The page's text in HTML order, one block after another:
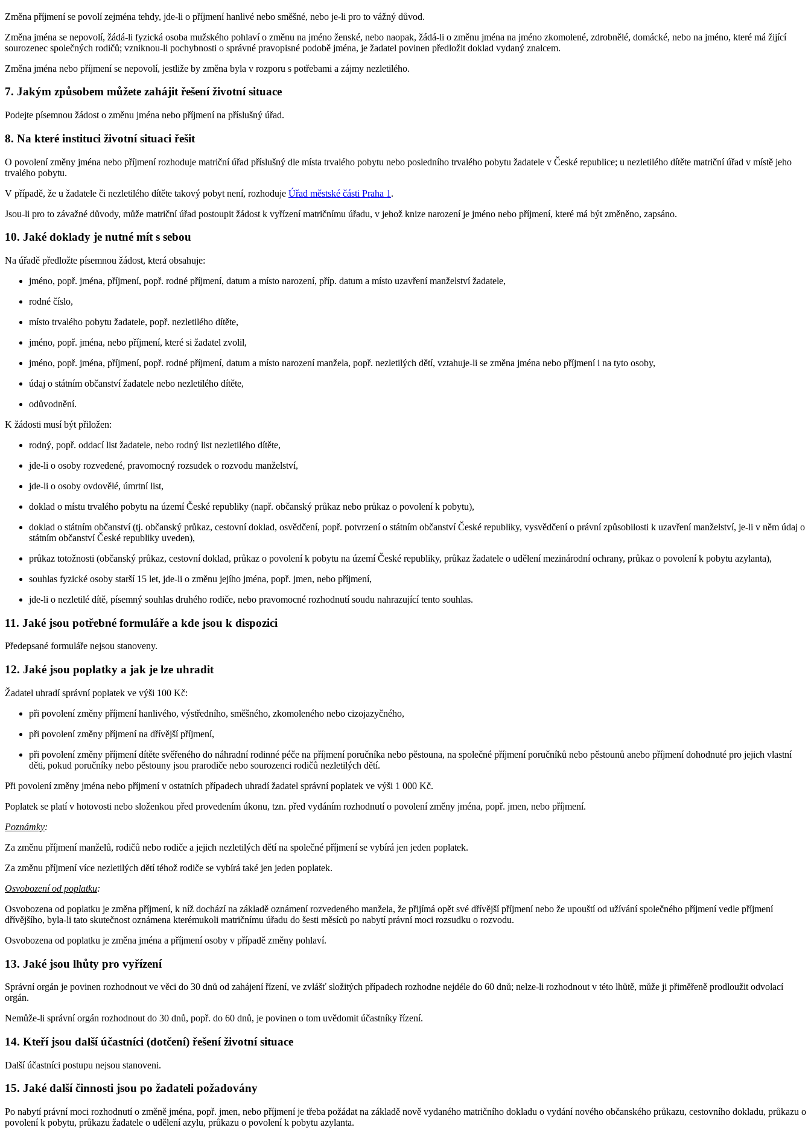
Změna příjmení se povolí zejména tehdy, jde-li o příjmení hanlivé nebo směšné, nebo je-li pro to vážný důvod.
Změna jména se nepovolí, žádá-li fyzická osoba mužského pohlaví o změnu na jméno ženské, nebo naopak, žádá-li o změnu jména na jméno zkomolené, zdrobnělé, domácké, nebo na jméno, které má žijící
sourozenec společných rodičů; vzniknou-li pochybnosti o správné pravopisné podobě jména, je žadatel povinen předložit doklad vydaný znalcem.
Změna jména nebo příjmení se nepovolí, jestliže by změna byla v rozporu s potřebami a zájmy nezletilého.
7. Jakým způsobem můžete zahájit řešení životní situace
Podejte písemnou žádost o změnu jména nebo příjmení na příslušný úřad.
8. Na které instituci životní situaci řešit
O povolení změny jména nebo příjmení rozhoduje matriční úřad příslušný dle místa trvalého pobytu nebo posledního trvalého pobytu žadatele v České republice; u nezletilého dítěte matriční úřad v místě jeho
trvalého pobytu.
V případě, že u žadatele či nezletilého dítěte takový pobyt není, rozhoduje Úřad městské části Praha 1 .
Jsou-li pro to závažné důvody, může matriční úřad postoupit žádost k vyřízení matričnímu úřadu, v jehož knize narození je jméno nebo příjmení, které má být změněno, zapsáno.
10. Jaké doklady je nutné mít s sebou
Na úřadě předložte písemnou žádost, která obsahuje:
jméno, popř. jména, příjmení, popř. rodné příjmení, datum a místo narození, příp. datum a místo uzavření manželství žadatele,
rodné číslo,
místo trvalého pobytu žadatele, popř. nezletilého dítěte,
jméno, popř. jména, nebo příjmení, které si žadatel zvolil,
jméno, popř. jména, příjmení, popř. rodné příjmení, datum a místo narození manžela, popř. nezletilých dětí, vztahuje-li se změna jména nebo příjmení i na tyto osoby,
údaj o státním občanství žadatele nebo nezletilého dítěte,
odůvodnění.
K žádosti musí být přiložen:
rodný, popř. oddací list žadatele, nebo rodný list nezletilého dítěte,
jde-li o osoby rozvedené, pravomocný rozsudek o rozvodu manželství,
jde-li o osoby ovdovělé, úmrtní list,
doklad o místu trvalého pobytu na území České republiky (např. občanský průkaz nebo průkaz o povolení k pobytu),
doklad o státním občanství (tj. občanský průkaz, cestovní doklad, osvědčení, popř. potvrzení o státním občanství České republiky, vysvědčení o právní způsobilosti k uzavření manželství, je-li v něm údaj o
státním občanství České republiky uveden),
průkaz totožnosti (občanský průkaz, cestovní doklad, průkaz o povolení k pobytu na území České republiky, průkaz žadatele o udělení mezinárodní ochrany, průkaz o povolení k pobytu azylanta),
souhlas fyzické osoby starší 15 let, jde-li o změnu jejího jména, popř. jmen, nebo příjmení,
jde-li o nezletilé dítě, písemný souhlas druhého rodiče, nebo pravomocné rozhodnutí soudu nahrazující tento souhlas.
11. Jaké jsou potřebné formuláře a kde jsou k dispozici
Předepsané formuláře nejsou stanoveny.
12. Jaké jsou poplatky a jak je lze uhradit
Žadatel uhradí správní poplatek ve výši 100 Kč:
při povolení změny příjmení hanlivého, výstředního, směšného, zkomoleného nebo cizojazyčného,
při povolení změny příjmení na dřívější příjmení,
při povolení změny příjmení dítěte svěřeného do náhradní rodinné péče na příjmení poručníka nebo pěstouna, na společné příjmení poručníků nebo pěstounů anebo příjmení dohodnuté pro jejich vlastní
děti, pokud poručníky nebo pěstouny jsou prarodiče nebo sourozenci rodičů nezletilých dětí.
Při povolení změny jména nebo příjmení v ostatních případech uhradí žadatel správní poplatek ve výši 1 000 Kč.
Poplatek se platí v hotovosti nebo složenkou před provedením úkonu, tzn. před vydáním rozhodnutí o povolení změny jména, popř. jmen, nebo příjmení.
Poznámky:
Za změnu příjmení manželů, rodičů nebo rodiče a jejich nezletilých dětí na společné příjmení se vybírá jen jeden poplatek.
Za změnu příjmení více nezletilých dětí téhož rodiče se vybírá také jen jeden poplatek.
Osvobození od poplatku:
Osvobozena od poplatku je změna příjmení, k níž dochází na základě oznámení rozvedeného manžela, že přijímá opět své dřívější příjmení nebo že upouští od užívání společného příjmení vedle příjmení
dřívějšího, byla-li tato skutečnost oznámena kterémukoli matričnímu úřadu do šesti měsíců po nabytí právní moci rozsudku o rozvodu.
Osvobozena od poplatku je změna jména a příjmení osoby v případě změny pohlaví.
13. Jaké jsou lhůty pro vyřízení
Správní orgán je povinen rozhodnout ve věci do 30 dnů od zahájení řízení, ve zvlášť složitých případech rozhodne nejdéle do 60 dnů; nelze-li rozhodnout v této lhůtě, může ji přiměřeně prodloužit odvolací
orgán.
Nemůže-li správní orgán rozhodnout do 30 dnů, popř. do 60 dnů, je povinen o tom uvědomit účastníky řízení.
14. Kteří jsou další účastníci (dotčení) řešení životní situace
Další účastníci postupu nejsou stanoveni.
15. Jaké další činnosti jsou po žadateli požadovány
Po nabytí právní moci rozhodnutí o změně jména, popř. jmen, nebo příjmení je třeba požádat na základě nově vydaného matričního dokladu o vydání nového občanského průkazu, cestovního dokladu, průkazu o
povolení k pobytu, průkazu žadatele o udělení azylu, průkazu o povolení k pobytu azylanta.